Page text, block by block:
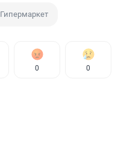
Гипермаркет
0 0